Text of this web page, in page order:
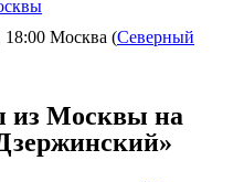
18:00 Москва (Северный
из Москвы на